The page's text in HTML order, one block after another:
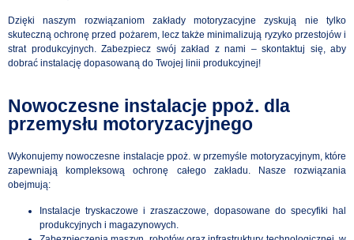
Dzięki naszym rozwiązaniom zakłady motoryzacyjne zyskują nie tylko
skuteczną ochronę przed pożarem, lecz także minimalizują ryzyko przestojów i
strat produkcyjnych. Zabezpiecz swój zakład z nami – skontaktuj się, aby
dobrać instalację dopasowaną do Twojej linii produkcyjnej!
Nowoczesne instalacje ppoż. dla
przemysłu motoryzacyjnego
Wykonujemy nowoczesne instalacje ppoż. w przemyśle motoryzacyjnym, które
zapewniają kompleksową ochronę całego zakładu. Nasze rozwiązania
obejmują:
Instalacje tryskaczowe i zraszaczowe, dopasowane do specyfiki hal
produkcyjnych i magazynowych.